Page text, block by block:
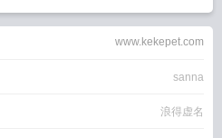
www.kekepet.com
sanna
浪得虚名